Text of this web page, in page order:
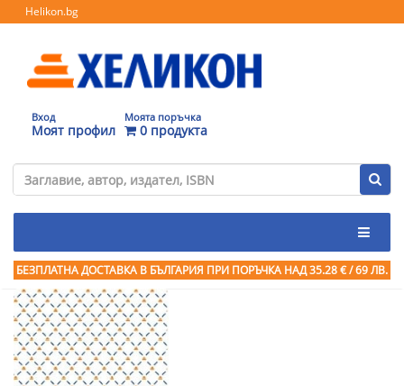
Helikon.bg
Вход
Моят профил
Моята поръчка
0 продукта
БЕЗПЛАТНА ДОСТАВКА В БЪЛГАРИЯ ПРИ ПОРЪЧКА НАД 35.28 € / 69 ЛВ.